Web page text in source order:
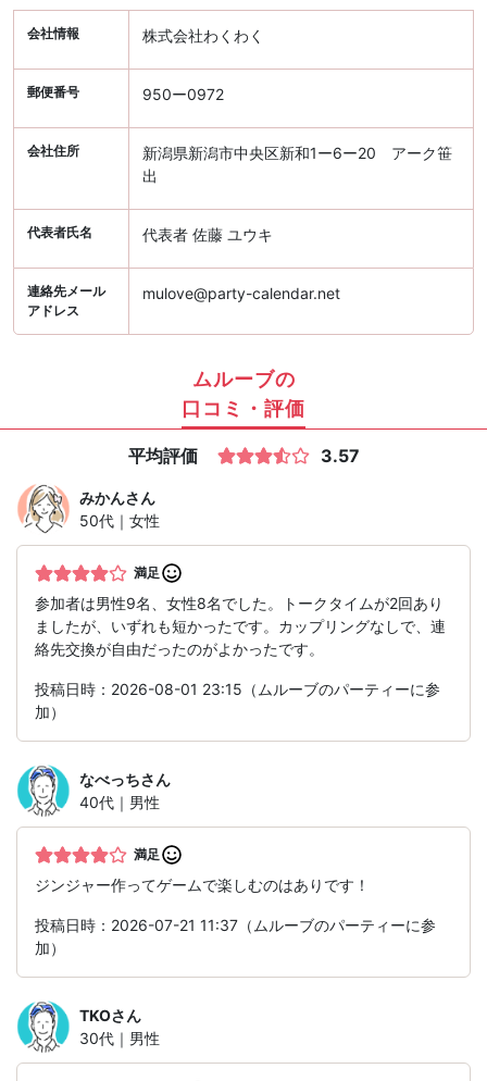
会社情報 株式会社わくわく
郵便番号 950ー0972
会社住所
新潟県新潟市中央区新和1ー6ー20 アーク笹
出
代表者氏名 代表者 佐藤 ユウキ
連絡先メール
アドレス
mulove@party-calendar.net
ムルーブの
口コミ・評価
平均評価 3.57
みかんさん
50代｜女性
満足
参加者は男性9名、女性8名でした。トークタイムが2回あり
ましたが、いずれも短かったです。カップリングなしで、連
絡先交換が自由だったのがよかったです。
投稿日時：2026-08-01 23:15（ムルーブのパーティーに参
加）
なべっちさん
40代｜男性
満足
ジンジャー作ってゲームで楽しむのはありです！
投稿日時：2026-07-21 11:37（ムルーブのパーティーに参
加）
TKOさん
30代｜男性